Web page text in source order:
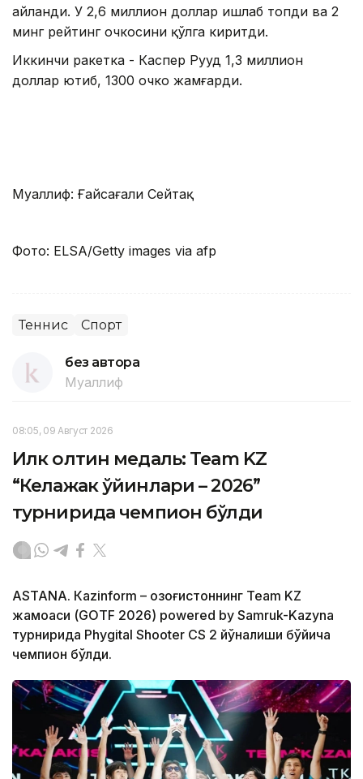
айланди. У 2,6 миллион доллар ишлаб топди ва 2
минг рейтинг очкосини қўлга киритди.
Иккинчи ракетка - Каспер Рууд 1,3 миллион
доллар ютиб, 1300 очко жамғарди.
Муаллиф: Ғайсағали Сейтақ
Фото: ELSA/Getty images via afp
Теннис Спорт
без автора
Муаллиф
08:05, 09 Август 2026
Илк олтин медаль: Team KZ
“Келажак ўйинлари – 2026”
турнирида чемпион бўлди
ASTANА. Кazinform – Қозоғистоннинг Team KZ
жамоаси (GOTF 2026) powered by Samruk-Kazyna
турнирида Phygital Shooter CS 2 йўналиши бўйича
чемпион бўлди.